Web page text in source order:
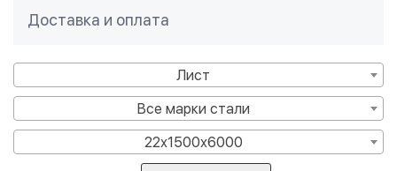
Доставка и оплата
Лист
Все марки стали
22х1500х6000